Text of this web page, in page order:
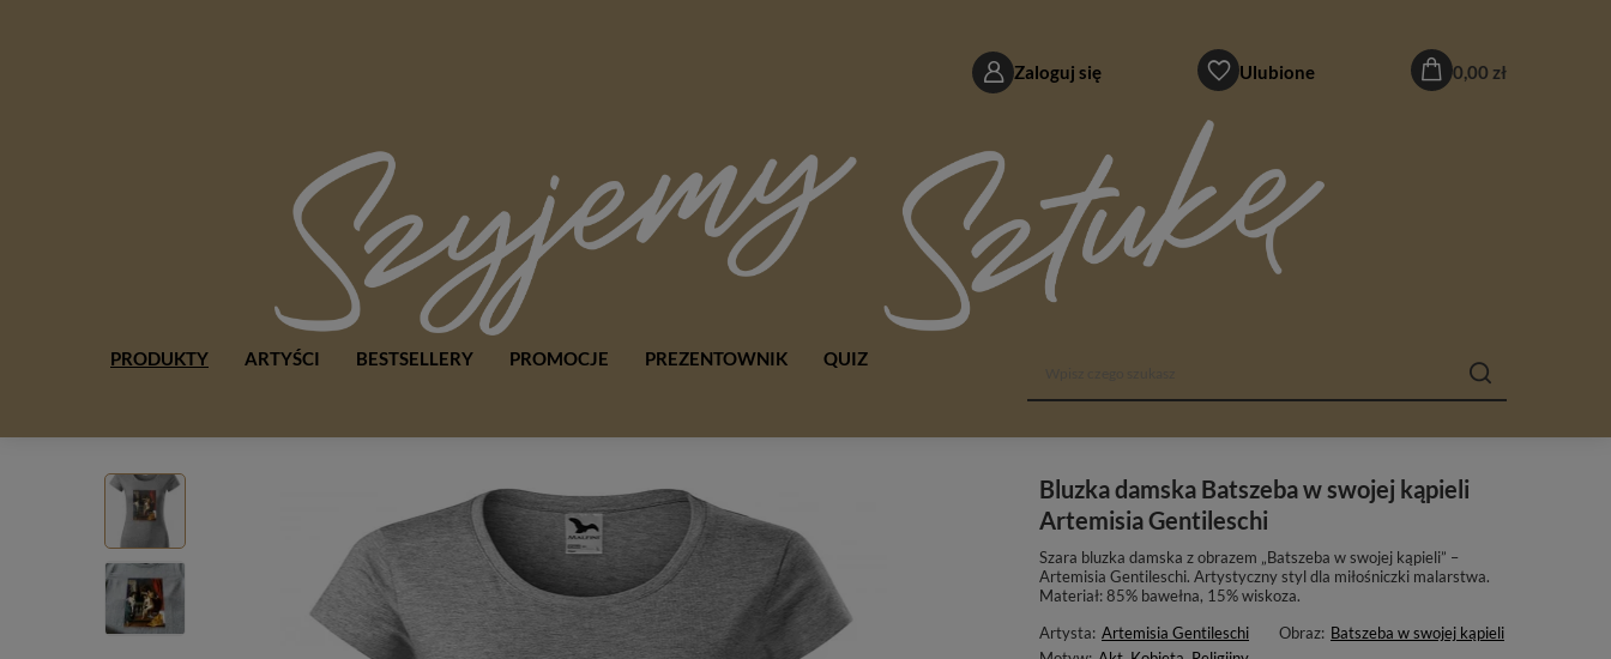
Zaloguj się Ulubione 0,00 zł
PRODUKTY ARTYŚCI BESTSELLERY PROMOCJE PREZENTOWNIK QUIZ
Bluzka damska Batszeba w swojej kąpieli
Artemisia Gentileschi
Szara bluzka damska z obrazem „Batszeba w swojej kąpieli” –
Artemisia Gentileschi. Artystyczny styl dla miłośniczki malarstwa.
Materiał: 85% bawełna, 15% wiskoza.
Artysta: Artemisia Gentileschi Obraz: Batszeba w swojej kąpieli